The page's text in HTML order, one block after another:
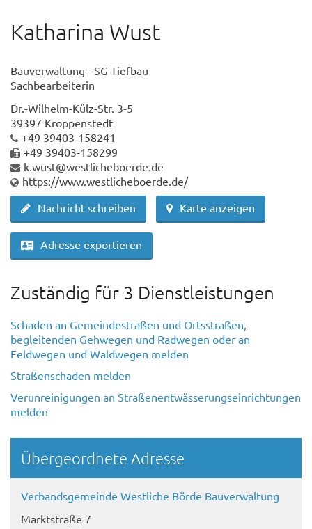
Katharina Wust
Bauverwaltung - SG Tiefbau
Sachbearbeiterin
Dr.-Wilhelm-Külz-Str. 3-5
39397 Kroppenstedt
+49 39403-158241
+49 39403-158299
k.wust@westlicheboerde.de
https://www.westlicheboerde.de/
Nachricht schreiben
Karte anzeigen
Adresse exportieren
Zuständig für 3 Dienstleistungen
Schaden an Gemeindestraßen und Ortsstraßen,
begleitenden Gehwegen und Radwegen oder an
Feldwegen und Waldwegen melden
Straßenschaden melden
Verunreinigungen an Straßenentwässerungseinrichtungen
melden
Übergeordnete Adresse
Verbandsgemeinde Westliche Börde Bauverwaltung
Marktstraße 7